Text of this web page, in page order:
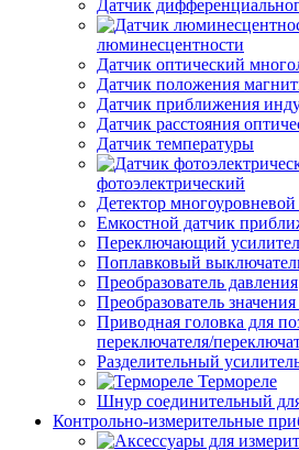
Датчик
люминесцентности
Датчик оптический
Датчик положения
Датчик приближения
Датчик расстояния
Датчик температуры
фотоэлектрический
Детектор
Емкостной датчик
Переключающий
Поплавковый
Преобразователь давления
Преобразователь значения
Приводная головка для
переключателя/
Разделительный
Термореле
Шнур соединительный
Контрольно-измерительные